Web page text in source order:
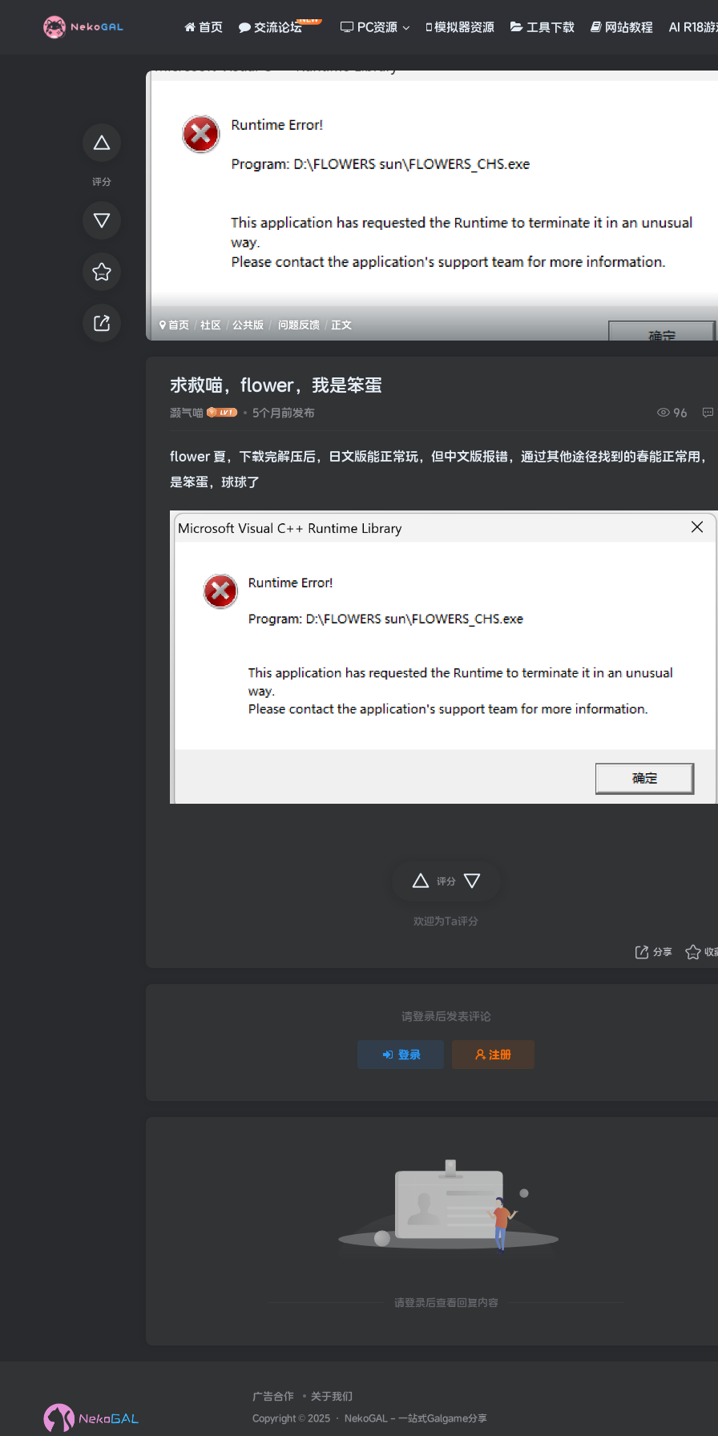
首页 交流论坛
NEW
PC资源 模拟器资源 工具下载 网站教程 AI R18
评分
首页 社区 公共版 问题反馈 正文
求救喵，flower，我是笨蛋
灏气喵 5个月前发布 96
flower 夏，下载完解压后，日文版能正常玩，但中文版报错，通过其他途径找到的春能正常用，
是笨蛋，球球了
评分
欢迎为Ta评分
分享 收
请登录后发表评论
登录 注册
请登录后查看回复内容
广告合作 关于我们
Copyright © 2025 · NekoGAL - 一站式Galgame分享